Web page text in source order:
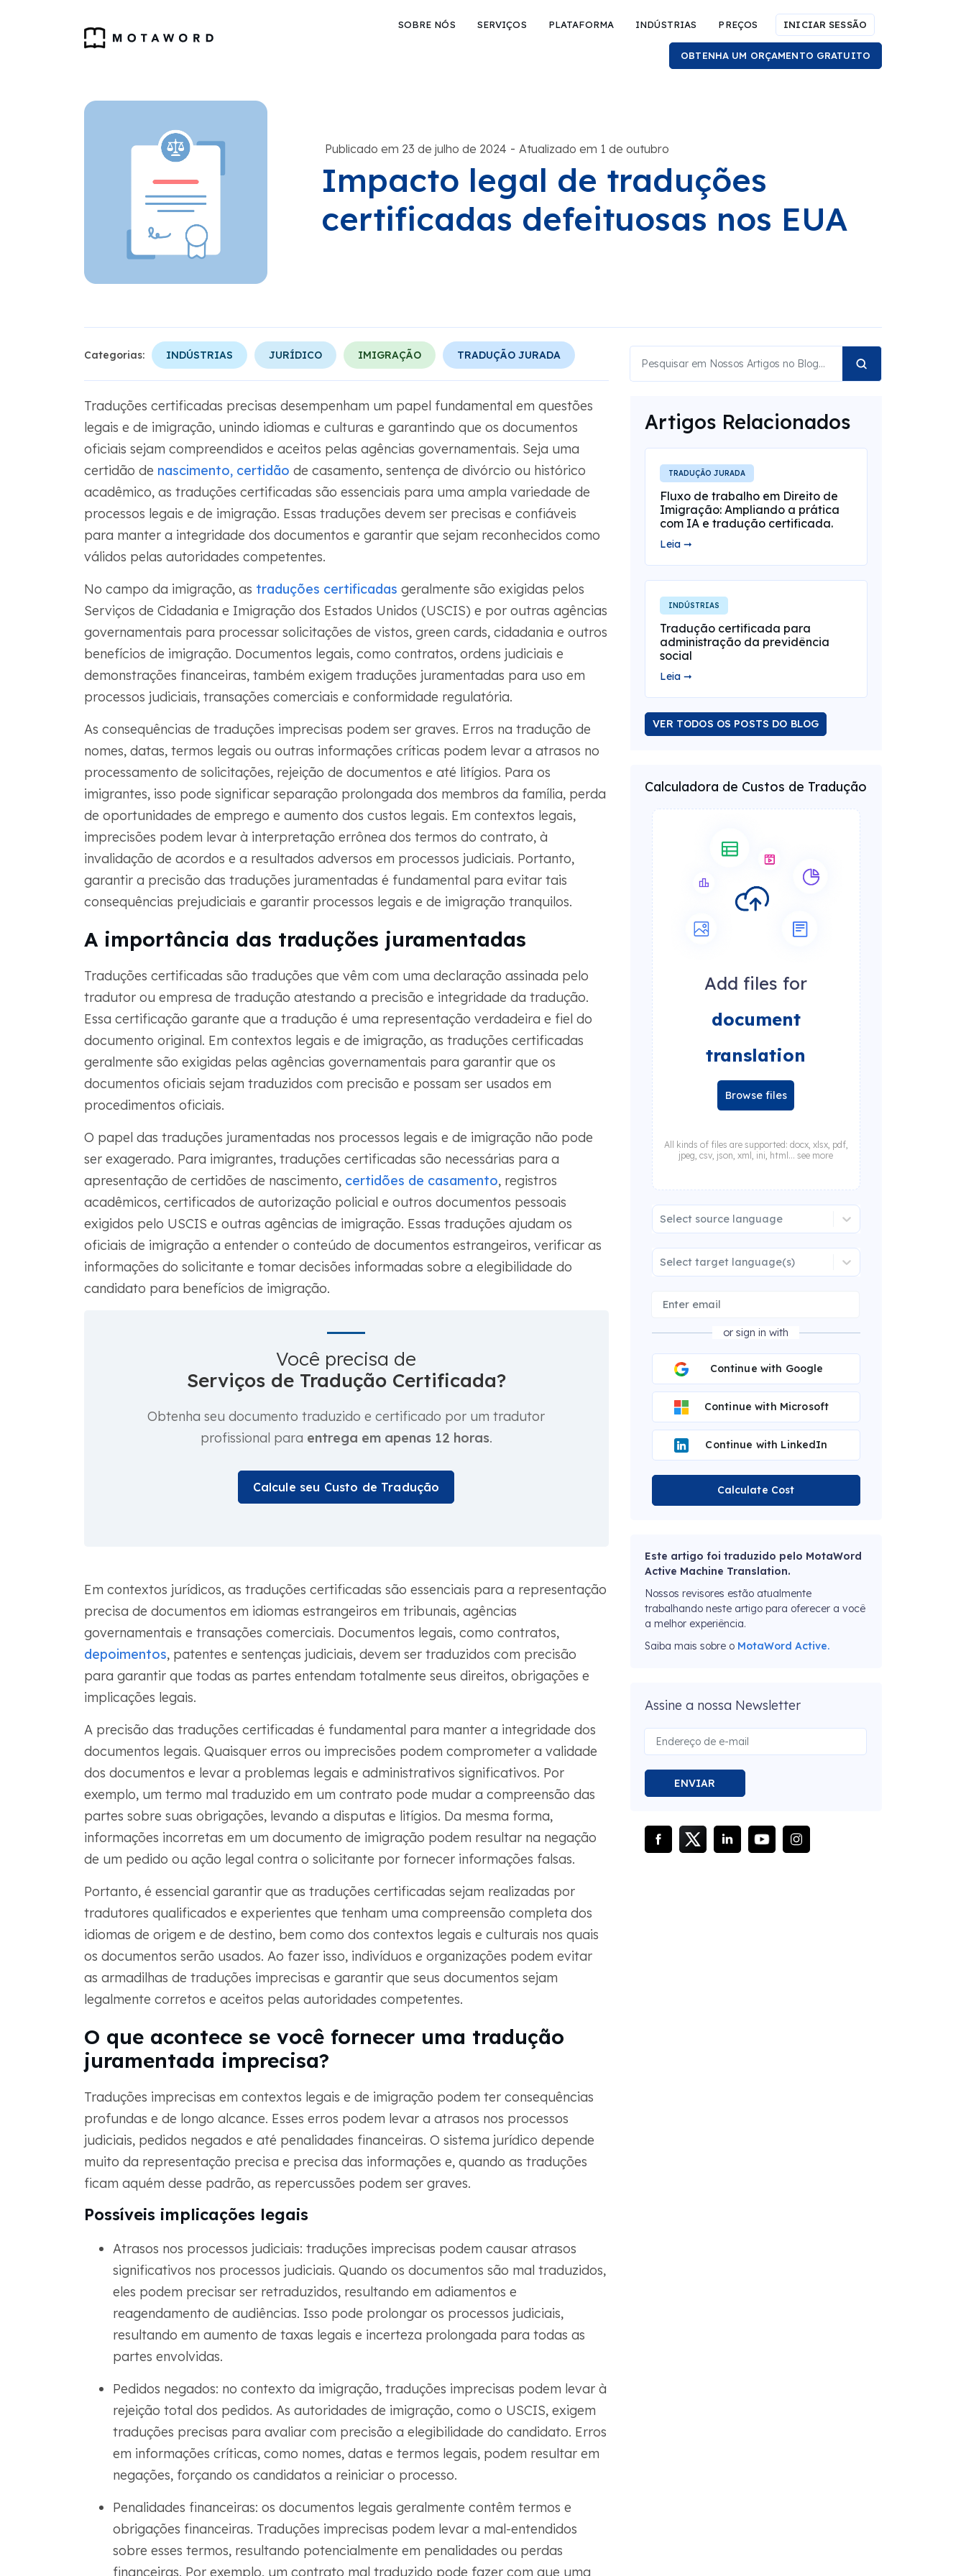
SOBRE NÓS SERVIÇOS PLATAFORMA INDÚSTRIAS PREÇOS INICIAR SESSÃO
OBTENHA UM ORÇAMENTO GRATUITO
Publicado em 23 de julho de 2024 - Atualizado em 1 de outubro
Impacto legal de traduções
certificadas defeituosas nos EUA
Categorias: INDÚSTRIAS JURÍDICO IMIGRAÇÃO TRADUÇÃO JURADA
Traduções certificadas precisas desempenham um papel fundamental em questões
legais e de imigração, unindo idiomas e culturas e garantindo que os documentos
oficiais sejam compreendidos e aceitos pelas agências governamentais. Seja uma
certidão de nascimento, certidão de casamento, sentença de divórcio ou histórico
acadêmico, as traduções certificadas são essenciais para uma ampla variedade de
processos legais e de imigração. Essas traduções devem ser precisas e confiáveis
para manter a integridade dos documentos e garantir que sejam reconhecidos como
válidos pelas autoridades competentes.
No campo da imigração, as traduções certificadas geralmente são exigidas pelos
Serviços de Cidadania e Imigração dos Estados Unidos (USCIS) e por outras agências
governamentais para processar solicitações de vistos, green cards, cidadania e outros
benefícios de imigração. Documentos legais, como contratos, ordens judiciais e
demonstrações financeiras, também exigem traduções juramentadas para uso em
processos judiciais, transações comerciais e conformidade regulatória.
As consequências de traduções imprecisas podem ser graves. Erros na tradução de
nomes, datas, termos legais ou outras informações críticas podem levar a atrasos no
processamento de solicitações, rejeição de documentos e até litígios. Para os
imigrantes, isso pode significar separação prolongada dos membros da família, perda
de oportunidades de emprego e aumento dos custos legais. Em contextos legais,
imprecisões podem levar à interpretação errônea dos termos do contrato, à
invalidação de acordos e a resultados adversos em processos judiciais. Portanto,
garantir a precisão das traduções juramentadas é fundamental para evitar tais
consequências prejudiciais e garantir processos legais e de imigração tranquilos.
A importância das traduções juramentadas
Traduções certificadas são traduções que vêm com uma declaração assinada pelo
tradutor ou empresa de tradução atestando a precisão e integridade da tradução.
Essa certificação garante que a tradução é uma representação verdadeira e fiel do
documento original. Em contextos legais e de imigração, as traduções certificadas
geralmente são exigidas pelas agências governamentais para garantir que os
documentos oficiais sejam traduzidos com precisão e possam ser usados em
procedimentos oficiais.
O papel das traduções juramentadas nos processos legais e de imigração não pode
ser exagerado. Para imigrantes, traduções certificadas são necessárias para a
apresentação de certidões de nascimento, certidões de casamento, registros
acadêmicos, certificados de autorização policial e outros documentos pessoais
exigidos pelo USCIS e outras agências de imigração. Essas traduções ajudam os
oficiais de imigração a entender o conteúdo de documentos estrangeiros, verificar as
informações do solicitante e tomar decisões informadas sobre a elegibilidade do
candidato para benefícios de imigração.
Você precisa de
Serviços de Tradução Certificada?
Obtenha seu documento traduzido e certificado por um tradutor
profissional para entrega em apenas 12 horas.
Calcule seu Custo de Tradução
Em contextos jurídicos, as traduções certificadas são essenciais para a representação
precisa de documentos em idiomas estrangeiros em tribunais, agências
governamentais e transações comerciais. Documentos legais, como contratos,
depoimentos, patentes e sentenças judiciais, devem ser traduzidos com precisão
para garantir que todas as partes entendam totalmente seus direitos, obrigações e
implicações legais.
A precisão das traduções certificadas é fundamental para manter a integridade dos
documentos legais. Quaisquer erros ou imprecisões podem comprometer a validade
dos documentos e levar a problemas legais e administrativos significativos. Por
exemplo, um termo mal traduzido em um contrato pode mudar a compreensão das
partes sobre suas obrigações, levando a disputas e litígios. Da mesma forma,
informações incorretas em um documento de imigração podem resultar na negação
de um pedido ou ação legal contra o solicitante por fornecer informações falsas.
Portanto, é essencial garantir que as traduções certificadas sejam realizadas por
tradutores qualificados e experientes que tenham uma compreensão completa dos
idiomas de origem e de destino, bem como dos contextos legais e culturais nos quais
os documentos serão usados. Ao fazer isso, indivíduos e organizações podem evitar
as armadilhas de traduções imprecisas e garantir que seus documentos sejam
legalmente corretos e aceitos pelas autoridades competentes.
O que acontece se você fornecer uma tradução
juramentada imprecisa?
Traduções imprecisas em contextos legais e de imigração podem ter consequências
profundas e de longo alcance. Esses erros podem levar a atrasos nos processos
judiciais, pedidos negados e até penalidades financeiras. O sistema jurídico depende
muito da representação precisa e precisa das informações e, quando as traduções
ficam aquém desse padrão, as repercussões podem ser graves.
Possíveis implicações legais
Atrasos nos processos judiciais: traduções imprecisas podem causar atrasos
significativos nos processos judiciais. Quando os documentos são mal traduzidos,
eles podem precisar ser retraduzidos, resultando em adiamentos e
reagendamento de audiências. Isso pode prolongar os processos judiciais,
resultando em aumento de taxas legais e incerteza prolongada para todas as
partes envolvidas.
Pedidos negados: no contexto da imigração, traduções imprecisas podem levar à
rejeição total dos pedidos. As autoridades de imigração, como o USCIS, exigem
traduções precisas para avaliar com precisão a elegibilidade do candidato. Erros
em informações críticas, como nomes, datas e termos legais, podem resultar em
negações, forçando os candidatos a reiniciar o processo.
Penalidades financeiras: os documentos legais geralmente contêm termos e
obrigações financeiras. Traduções imprecisas podem levar a mal-entendidos
sobre esses termos, resultando potencialmente em penalidades ou perdas
financeiras. Por exemplo, um contrato mal traduzido pode fazer com que uma
Artigos Relacionados
TRADUÇÃO JURADA
Fluxo de trabalho em Direito de
Imigração: Ampliando a prática
com IA e tradução certificada.
Leia ➞
INDÚSTRIAS
Tradução certificada para
administração da previdência
social
Leia ➞
VER TODOS OS POSTS DO BLOG
Calculadora de Custos de Tradução
Add files for
document
translation
Browse files
All kinds of files are supported: docx, xlsx, pdf,
jpeg, csv, json, xml, ini, html... see more
Select source language
Select target language(s)
or sign in with
Continue with Google
Continue with Microsoft
Continue with LinkedIn
Calculate Cost
Este artigo foi traduzido pelo MotaWord
Active Machine Translation.
Nossos revisores estão atualmente
trabalhando neste artigo para oferecer a você
a melhor experiência.
Saiba mais sobre o MotaWord Active.
Assine a nossa Newsletter
ENVIAR